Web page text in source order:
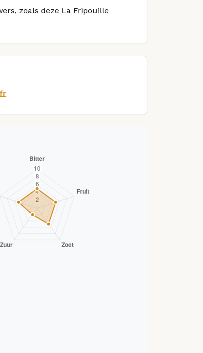
zoals deze La Fripouille